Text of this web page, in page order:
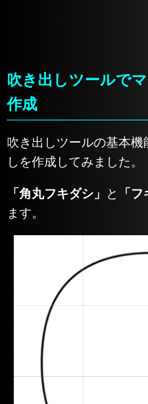
吹き出しツールで
作成
吹き出しツールの基本
しを作成してみました。
「角丸フキダシ」 と 「
ます。